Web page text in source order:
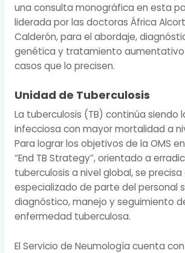
una consulta monográfica en esta
liderada por las doctoras África
Calderón, para el abordaje,
genética y tratamiento aumentativo
casos que lo precisen.
Unidad de Tuberculosis
La tuberculosis (TB) continúa siendo
infecciosa con mayor mortalidad a
Para lograr los objetivos de la OMS
“End TB Strategy”, orientado a
tuberculosis a nivel global, se
especializado de parte del personal
diagnóstico, manejo y seguimiento
enfermedad tuberculosa.
El Servicio de Neumología cuenta